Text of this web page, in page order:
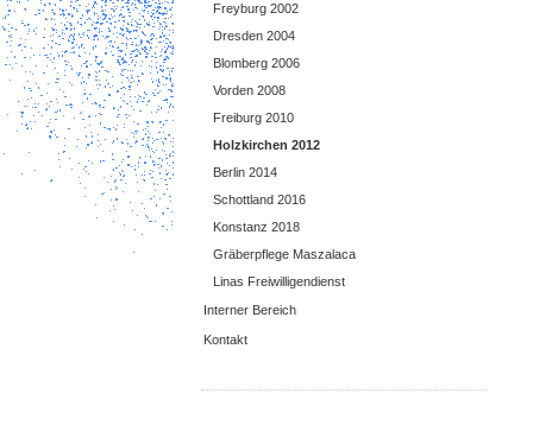
Freyburg 2002
Dresden 2004
Blomberg 2006
Vorden 2008
Freiburg 2010
Holzkirchen 2012
Berlin 2014
Schottland 2016
Konstanz 2018
Gräberpflege Maszalaca
Linas Freiwilligendienst
Interner Bereich
Kontakt